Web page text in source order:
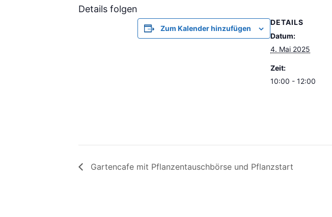
Details folgen
Zum Kalender hinzufügen
DETAILS
Datum:
4. Mai 2025
Zeit:
10:00 - 12:00
Gartencafe mit Pflanzentauschbörse und Pflanzstart